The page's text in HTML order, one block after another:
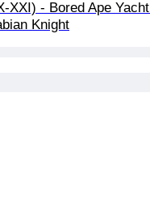
XXI) - Bored Ape Yacht
Knight